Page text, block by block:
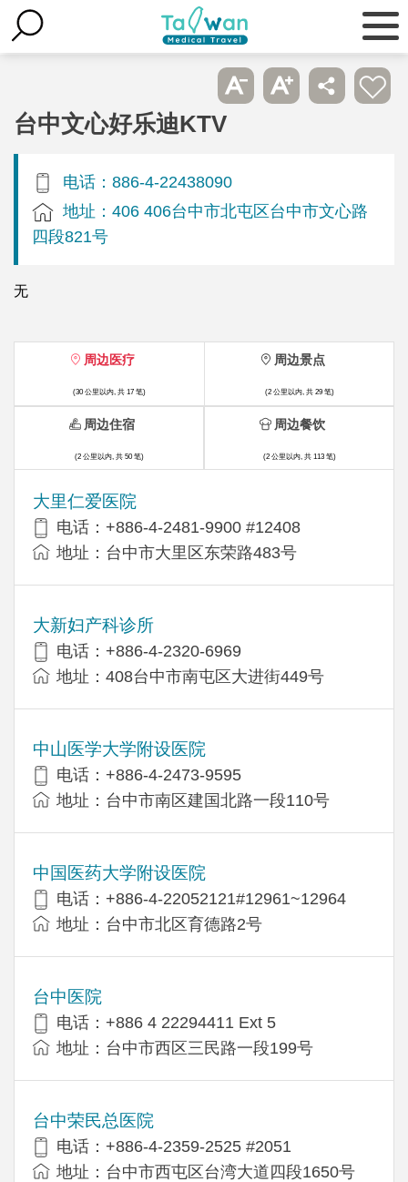
台中文心好乐迪KTV
电话：886-4-22438090
地址：406 406台中市北屯区台中市文心路
四段821号
无
周边医疗
(30 公里以内, 共 17 笔)
大里仁爱医院
电话：+886-4-2481-9900 #12408
地址：台中市大里区东荣路483号
大新妇产科诊所
电话：+886-4-2320-6969
地址：408台中市南屯区大进街449号
中山医学大学附设医院
电话：+886-4-2473-9595
地址：台中市南区建国北路一段110号
中国医药大学附设医院
电话：+886-4-22052121#12961~12964
地址：台中市北区育德路2号
台中医院
电话：+886 4 22294411 Ext 5
地址：台中市西区三民路一段199号
台中荣民总医院
电话：+886-4-2359-2525 #2051
地址：台中市西屯区台湾大道四段1650号
周边景点
(2 公里以内, 共 29 笔)
周边住宿
(2 公里以内, 共 50 笔)
周边餐饮
(2 公里以内, 共 113 笔)